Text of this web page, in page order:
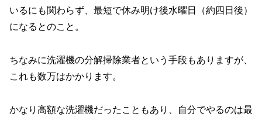
いるにも関わらず、最短で休み明け後水曜日（約四日後）
になるとのこと。
ちなみに洗濯機の分解掃除業者という手段もありますが、
これも数万はかかります。
かなり高額な洗濯機だったこともあり、自分でやるのは最